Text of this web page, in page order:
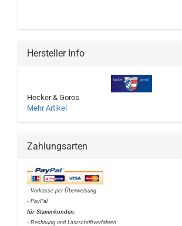
Hersteller Info
Hecker & Goros
Mehr Artikel
Zahlungsarten
- Vorkasse per Überweisung
- PayPal
für Stammkunden:
- Rechnung und Lastschriftverfahren